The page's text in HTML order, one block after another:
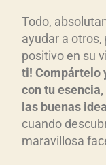
Todo,
ayudar a
positivo en su
ti! Compártelo
con tu esencia,
las buenas
cuando
maravillosa